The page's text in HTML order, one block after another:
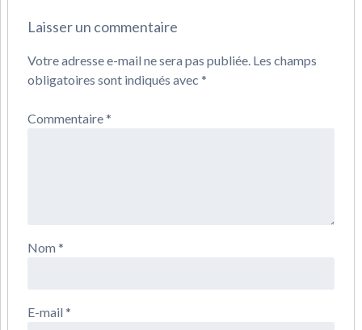
Laisser un commentaire
Votre adresse e-mail ne sera pas publiée. Les champs
obligatoires sont indiqués avec *
Commentaire*
Nom *
E-mail *